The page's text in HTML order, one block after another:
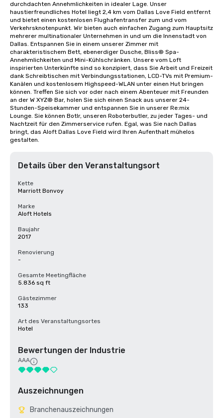
durchdachten Annehmlichkeiten in idealer Lage. Unser
haustierfreundliches Hotel liegt 2,4 km vom Dallas Love Field entfernt
und bietet einen kostenlosen Flughafentransfer zum und vom
Verkehrsknotenpunkt. Wir bieten auch einfachen Zugang zum Hauptsitz
mehrerer multinationaler Unternehmen in und um die Innenstadt von
Dallas. Entspannen Sie in einem unserer Zimmer mit
charakteristischem Bett, ebenerdiger Dusche, Bliss® Spa-
Annehmlichkeiten und Mini-Kühlschränken. Unsere vom Loft
inspirierten Unterkünfte sind so konzipiert, dass Sie Arbeit und Freizeit
dank Schreibtischen mit Verbindungsstationen, LCD-TVs mit Premium-
Kanälen und kostenlosem Highspeed-WLAN unter einen Hut bringen
können. Treffen Sie sich vor oder nach einem Abenteuer mit Freunden
an der W XYZ® Bar, holen Sie sich einen Snack aus unserer 24-
Stunden-Speisekammer und entspannen Sie in unserer Re:mix
Lounge. Sie können Botlr, unseren Roboterbutler, zu jeder Tages- und
Nachtzeit für den Zimmerservice rufen. Egal, was Sie nach Dallas
bringt, das Aloft Dallas Love Field wird Ihren Aufenthalt mühelos
gestalten.
Details über den Veranstaltungsort
Kette
Marriott Bonvoy
Marke
Aloft Hotels
Baujahr
2017
Renovierung
-
Gesamte Meetingfläche
5.836 sq ft
Gästezimmer
133
Art des Veranstaltungsortes
Hotel
Bewertungen der Industrie
AAA
Auszeichnungen
Branchenauszeichnungen